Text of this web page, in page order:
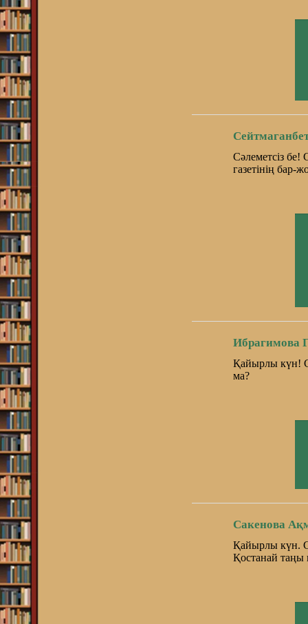
Сәлеметсіз бе!
газетінің бар-
Ибрагимова
Қайырлы күн!
ма?
Сакенова
Қайырлы күн.
Қостанай таңы